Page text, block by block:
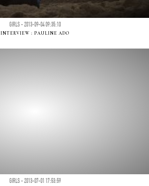
GIRLS - 2013-09-04 09:35:10
INTERVIEW : PAULINE ADO
GIRLS - 2013-07-01 17:53:59